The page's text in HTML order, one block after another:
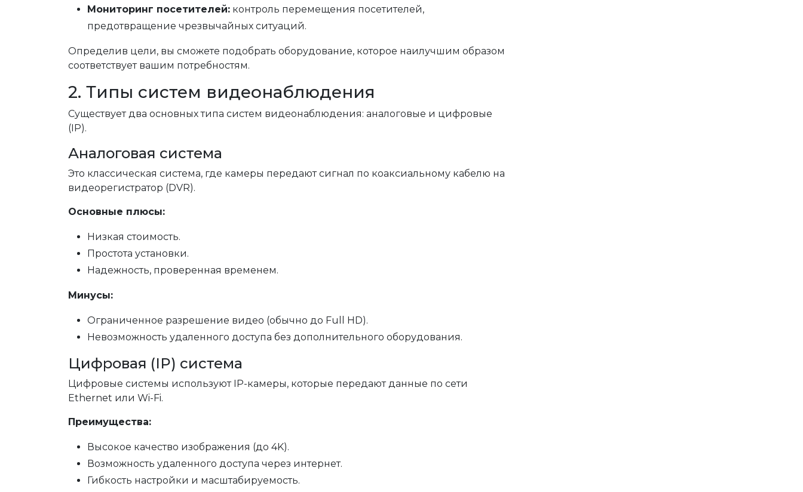
Мониторинг посетителей: контроль перемещения посетителей,
предотвращение чрезвычайных ситуаций.
Определив цели, вы сможете подобрать оборудование, которое наилучшим образом
соответствует вашим потребностям.
2. Типы систем видеонаблюдения
Существует два основных типа систем видеонаблюдения: аналоговые и цифровые
(IP).
Аналоговая система
Это классическая система, где камеры передают сигнал по коаксиальному кабелю на
видеорегистратор (DVR).
Основные плюсы:
Низкая стоимость.
Простота установки.
Надежность, проверенная временем.
Минусы:
Ограниченное разрешение видео (обычно до Full HD).
Невозможность удаленного доступа без дополнительного оборудования.
Цифровая (IP) система
Цифровые системы используют IP-камеры, которые передают данные по сети
Ethernet или Wi-Fi.
Преимущества:
Высокое качество изображения (до 4K).
Возможность удаленного доступа через интернет.
Гибкость настройки и масштабируемость.